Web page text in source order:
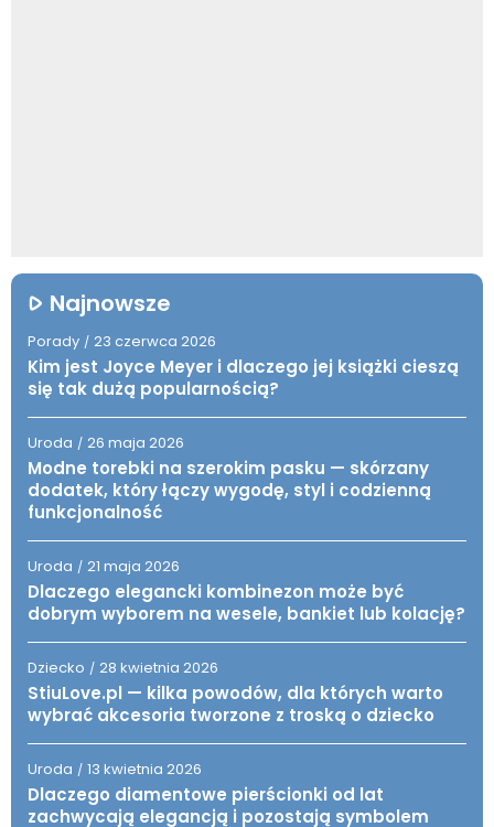
Najnowsze
Porady / 23 czerwca 2026
Kim jest Joyce Meyer i dlaczego jej książki cieszą
się tak dużą popularnością?
Uroda / 26 maja 2026
Modne torebki na szerokim pasku — skórzany
dodatek, który łączy wygodę, styl i codzienną
funkcjonalność
Uroda / 21 maja 2026
Dlaczego elegancki kombinezon może być
dobrym wyborem na wesele, bankiet lub kolację?
Dziecko / 28 kwietnia 2026
StiuLove.pl — kilka powodów, dla których warto
wybrać akcesoria tworzone z troską o dziecko
Uroda / 13 kwietnia 2026
Dlaczego diamentowe pierścionki od lat
zachwycają elegancją i pozostają symbolem